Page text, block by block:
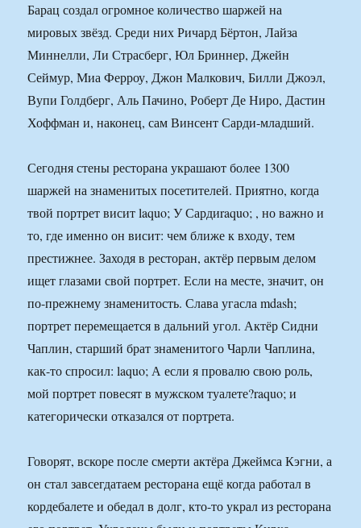
Барац создал огромное количество шаржей на
мировых звёзд. Среди них Ричард Бёртон, Лайза
Миннелли, Ли Страсберг, Юл Бриннер, Джейн
Сеймур, Миа Ферроу, Джон Малкович, Билли Джоэл,
Вупи Голдберг, Аль Пачино, Роберт Де Ниро, Дастин
Хоффман и, наконец, сам Винсент Сарди-младший.
Сегодня стены ресторана украшают более 1300
шаржей на знаменитых посетителей. Приятно, когда
твой портрет висит laquo; У Сардиraquo; , но важно и
то, где именно он висит: чем ближе к входу, тем
престижнее. Заходя в ресторан, актёр первым делом
ищет глазами свой портрет. Если на месте, значит, он
по-прежнему знаменитость. Слава угасла mdash;
портрет перемещается в дальний угол. Актёр Сидни
Чаплин, старший брат знаменитого Чарли Чаплина,
как-то спросил: laquo; А если я провалю свою роль,
мой портрет повесят в мужском туалете?raquo; и
категорически отказался от портрета.
Говорят, вскоре после смерти актёра Джеймса Кэгни, а
он стал завсегдатаем ресторана ещё когда работал в
кордебалете и обедал в долг, кто-то украл из ресторана